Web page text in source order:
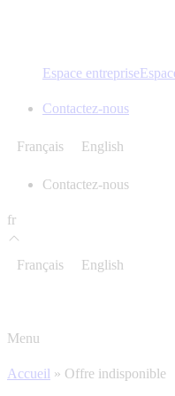
Espace entreprise
Contactez-nous
Français English
Contactez-nous
fr
Français English
Menu
Accueil » Offre indisponible